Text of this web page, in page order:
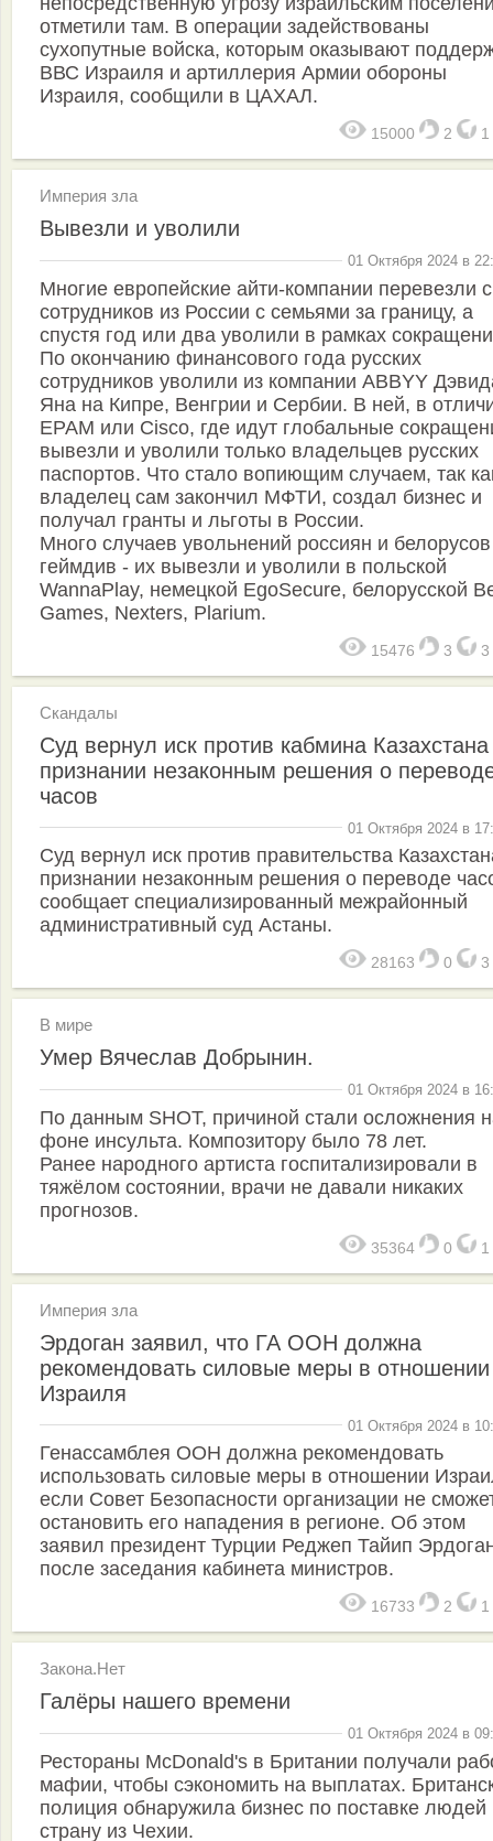
отметили там. В операции задействованы
сухопутные войска, которым оказывают
ВВС Израиля и артиллерия Армии обороны
Израиля, сообщили в ЦАХАЛ.
15000 2 1
Империя зла
Вывезли и уволили
01 Октября 2024 в
Многие европейские айти-компании перевезли
сотрудников из России с семьями за границу, а
спустя год или два уволили в рамках
По окончанию финансового года русских
сотрудников уволили из компании ABBYY
Яна на Кипре, Венгрии и Сербии. В ней, в
EPAM или Cisco, где идут глобальные
вывезли и уволили только владельцев русских
паспортов. Что стало вопиющим случаем, так
владелец сам закончил МФТИ, создал бизнес и
получал гранты и льготы в России.
Много случаев увольнений россиян и
геймдив - их вывезли и уволили в польской
WannaPlay, немецкой EgoSecure, белорусской
Games, Nexters, Plarium.
15476 3 3
Скандалы
Суд вернул иск против кабмина
признании незаконным решения о
часов
01 Октября 2024 в
Суд вернул иск против правительства
признании незаконным решения о переводе
сообщает специализированный межрайонный
административный суд Астаны.
28163 0 3
В мире
Умер Вячеслав Добрынин.
01 Октября 2024 в
По данным SHOT, причиной стали осложнения
фоне инсульта. Композитору было 78 лет.
Ранее народного артиста госпитализировали в
тяжёлом состоянии, врачи не давали никаких
прогнозов.
35364 0 1
Империя зла
Эрдоган заявил, что ГА ООН должна
рекомендовать силовые меры в отношении
Израиля
01 Октября 2024 в
Генассамблея ООН должна рекомендовать
использовать силовые меры в отношении
если Совет Безопасности организации не
остановить его нападения в регионе. Об этом
заявил президент Турции Реджеп Тайип
после заседания кабинета министров.
16733 2 1
Закона.Нет
Галёры нашего времени
01 Октября 2024 в
Рестораны McDonald's в Британии получали
мафии, чтобы сэкономить на выплатах.
полиция обнаружила бизнес по поставке людей
страну из Чехии.